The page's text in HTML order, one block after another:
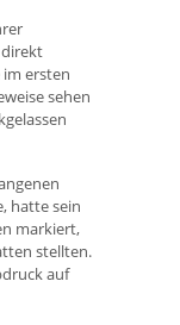
ersten
sehen
hatte sein
markiert,
stellten.
auf